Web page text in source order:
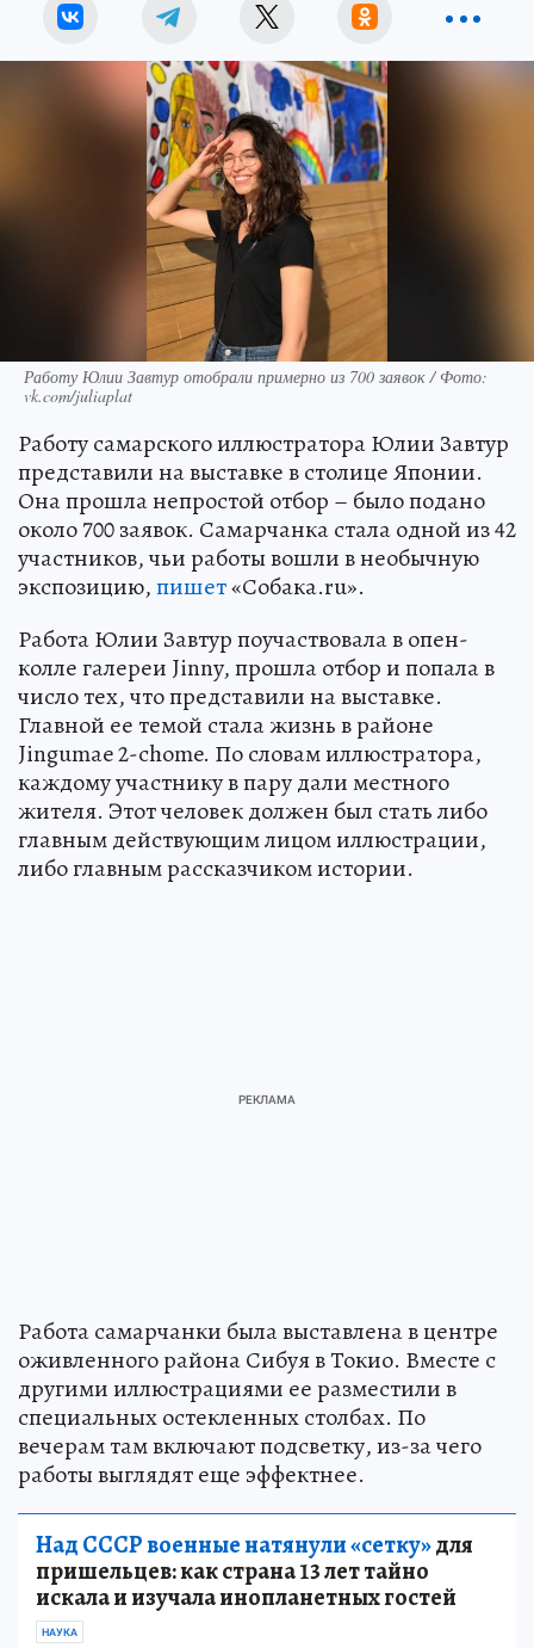
Работу Юлии Завтур отобрали примерно из 700 заявок / Фото:
vk.com/juliaplat
Работу самарского иллюстратора Юлии Завтур
представили на выставке в столице Японии.
Она прошла непростой отбор – было подано
около 700 заявок. Самарчанка стала одной из 42
участников, чьи работы вошли в необычную
экспозицию,пишет«Собака.ru».
Работа Юлии Завтур поучаствовала в опен-
колле галереи Jinny, прошла отбор и попала в
число тех, что представили на выставке.
Главной ее темой стала жизнь в районе
Jingumae 2-chome. По словам иллюстратора,
каждому участнику в пару дали местного
жителя. Этот человек должен был стать либо
главным действующим лицом иллюстрации,
либо главным рассказчиком истории.
Работа самарчанки была выставлена в центре
оживленного района Сибуя в Токио. Вместе с
другими иллюстрациями ее разместили в
специальных остекленных столбах. По
вечерам там включают подсветку, из-за чего
работы выглядят еще эффектнее.
Над СССР военные натянули «сетку»для
пришельцев: как страна 13 лет тайно
искала и изучала инопланетных гостей
НАУКА